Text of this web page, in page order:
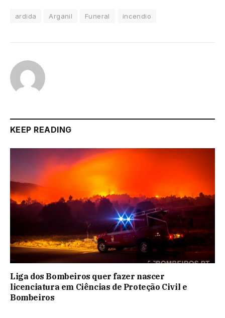
ardida Arganil Funeral incendio
KEEP READING
Liga dos Bombeiros quer fazer nascer
licenciatura em Ciências de Proteção Civil e
Bombeiros